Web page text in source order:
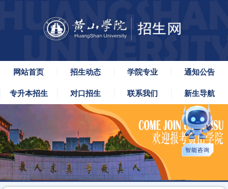
网站首页 招生动态 学院专业
通知公告
专升本招生
对口招生 联系我们 新生导航
智能咨询